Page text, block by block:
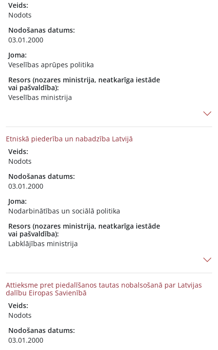
Veids:
Nodots
Nodošanas datums:
03.01.2000
Joma:
Veselības aprūpes politika
Resors (nozares ministrija, neatkarīga iestāde
vai pašvaldība):
Veselības ministrija
Etniskā piederība un nabadzība Latvijā
Veids:
Nodots
Nodošanas datums:
03.01.2000
Joma:
Nodarbinātības un sociālā politika
Resors (nozares ministrija, neatkarīga iestāde
vai pašvaldība):
Labklājības ministrija
Attieksme pret piedalīšanos tautas nobalsošanā par Latvijas
dalību Eiropas Savienībā
Veids:
Nodots
Nodošanas datums:
03.01.2000